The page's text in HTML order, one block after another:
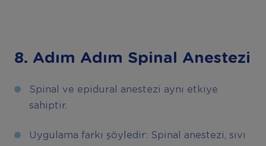
8. Adım Adım Spinal Anestezi
Spinal ve epidural anestezi aynı etkiye
sahiptir.
Uygulama farkı şöyledir: Spinal anestezi, sıvı